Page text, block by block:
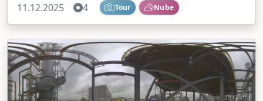
11.12.2025 4 Tour Nube